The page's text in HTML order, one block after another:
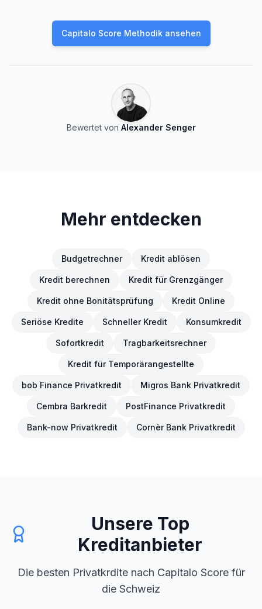
Capitalo Score Methodik ansehen
Bewertet von Alexander Senger
Mehr entdecken
Budgetrechner Kredit ablösen
Kredit berechnen Kredit für Grenzgänger
Kredit ohne Bonitätsprüfung Kredit Online
Seriöse Kredite Schneller Kredit Konsumkredit
Sofortkredit Tragbarkeitsrechner
Kredit für Temporärangestellte
bob Finance Privatkredit Migros Bank Privatkredit
Cembra Barkredit PostFinance Privatkredit
Bank-now Privatkredit Cornèr Bank Privatkredit
Unsere Top
Kreditanbieter
Die besten Privatkrdite nach Capitalo Score für
die Schweiz